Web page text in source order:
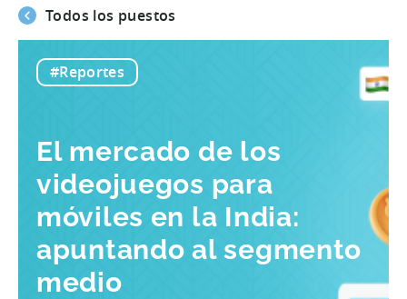
Todos los puestos
#Reportes
El mercado de los
videojuegos para
móviles en la India:
apuntando al segmento
medio